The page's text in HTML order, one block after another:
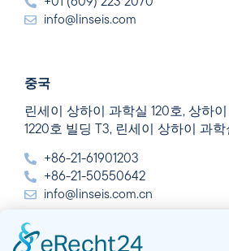
info@linseis.com
중국
린세이 상하이 과학실 120호, 상하
1220호 빌딩 T3, 린세이 상하이 과학
+86-21-61901203
+86-21-50550642
info@linseis.com.cn